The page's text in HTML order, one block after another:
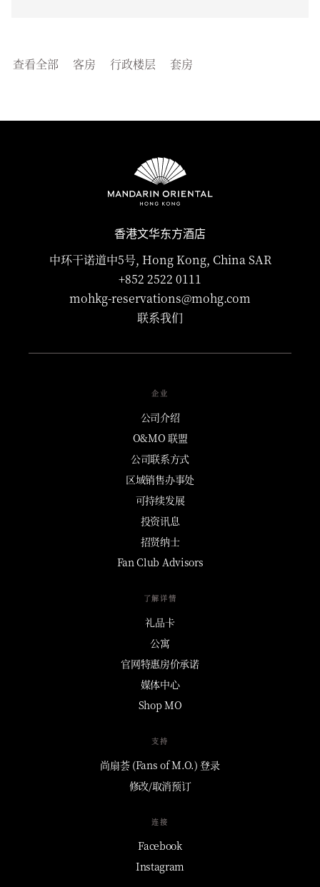
查看全部 客房 行政楼层 套房
香港文华东方酒店
中环干诺道中5号, Hong Kong, China SAR
+852 2522 0111
mohkg-reservations@mohg.com
联系我们
企业
公司介绍
O&MO 联盟
公司联系方式
区域销售办事处
可持续发展
投资讯息
招贤纳士
Fan Club Advisors
了解详情
礼品卡
公寓
官网特惠房价承诺
媒体中心
Shop MO
支持
尚扇荟 (Fans of M.O.) 登录
修改/取消预订
连接
Facebook
Instagram